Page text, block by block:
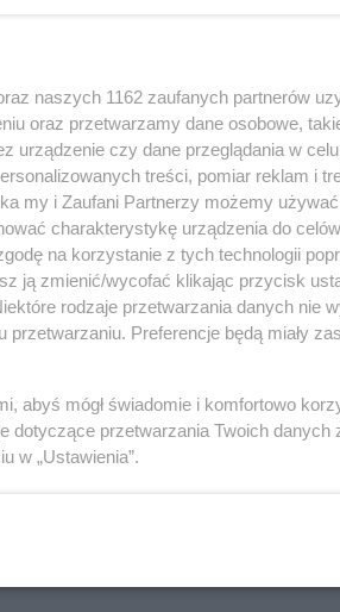
naszej podróży w czasie? Dalej,
pytań się pojawia w głowie. Czasie,
tak, bim-bam. Nieprawdopodobna
a jednak!
Zegara. Każdy z
Jest 10 grup i każda wyróżnia się
ją podczas przechadzki po
sobie Przewodnik.
Królewnę oraz mieszkańców
Wszyscy starają się
Ale dopiero, gdy przychodzi
Królestwa wpadają w
jej zasmakować, wyruszamy – pod
Opery na Zamku. Wracamy na salę
naszych 1162 zaufanych partnerów
oraz przetwarzamy dane osobowe,
urządzenie czy dane przeglądania w
treści, pomiar reklam i
my i Zaufani Partnerzy możemy
charakterystykę urządzenia do
na korzystanie z tych technologii
ją zmienić/wycofać klikając przycisk
rodzaje przetwarzania danych nie
Preferencje będą miały
abyś mógł świadomie i komfortowo
dotyczące przetwarzania Twoich danych
w „Ustawienia”.